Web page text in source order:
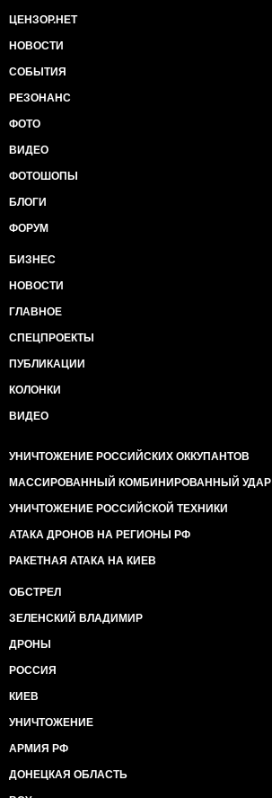
ЦЕНЗОР.НЕТ
НОВОСТИ
СОБЫТИЯ
РЕЗОНАНС
ФОТО
ВИДЕО
ФОТОШОПЫ
БЛОГИ
ФОРУМ
БИЗНЕС
НОВОСТИ
ГЛАВНОЕ
СПЕЦПРОЕКТЫ
ПУБЛИКАЦИИ
КОЛОНКИ
ВИДЕО
УНИЧТОЖЕНИЕ РОССИЙСКИХ ОККУПАНТОВ
МАССИРОВАННЫЙ КОМБИНИРОВАННЫЙ УДАР
УНИЧТОЖЕНИЕ РОССИЙСКОЙ ТЕХНИКИ
АТАКА ДРОНОВ НА РЕГИОНЫ РФ
РАКЕТНАЯ АТАКА НА КИЕВ
ОБСТРЕЛ
ЗЕЛЕНСКИЙ ВЛАДИМИР
ДРОНЫ
РОССИЯ
КИЕВ
УНИЧТОЖЕНИЕ
АРМИЯ РФ
ДОНЕЦКАЯ ОБЛАСТЬ